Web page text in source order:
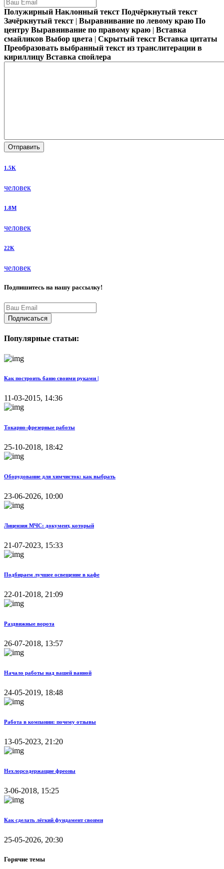
Полужирный Наклонный текст Подчёркнутый текст
Зачёркнутый текст | Выравнивание по левому краю По
центру Выравнивание по правому краю | Вставка
смайликов Выбор цвета | Скрытый текст Вставка цитаты
Преобразовать выбранный текст из транслитерации в
кириллицу Вставка спойлера
Отправить
1.5K
человек
1.8M
человек
22K
человек
Подпишитесь на нашу рассылку!
Подписаться
Популярные статьи:
Как построить баню своими руками |
11-03-2015, 14:36
Токарно-фрезерные работы
25-10-2018, 18:42
Оборудование для химчисток: как выбрать
23-06-2026, 10:00
Лицензия МЧС: документ, который
21-07-2023, 15:33
Подбираем лучшее освещение в кафе
22-01-2018, 21:09
Раздвижные ворота
26-07-2018, 13:57
Начало работы над вашей ванной
24-05-2019, 18:48
Работа в компании: почему отзывы
13-05-2023, 21:20
Нехлорсодержащие фреоны
3-06-2018, 15:25
Как сделать лёгкий фундамент своими
25-05-2026, 20:30
Горячие темы